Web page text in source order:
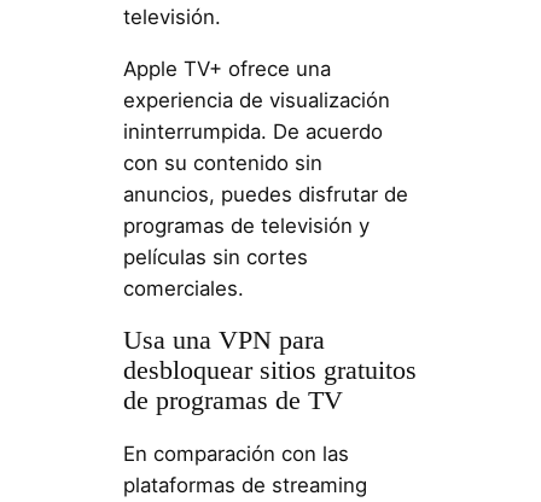
televisión.
Apple TV+ ofrece una
experiencia de visualización
ininterrumpida. De acuerdo
con su contenido sin
anuncios, puedes disfrutar de
programas de televisión y
películas sin cortes
comerciales.
Usa una VPN para
desbloquear sitios gratuitos
de programas de TV
En comparación con las
plataformas de streaming